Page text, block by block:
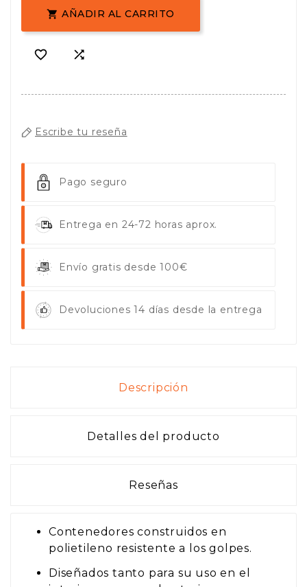
 AÑADIR AL CARRITO
 
Escribe tu reseña
Pago seguro
Entrega en 24-72 horas aprox.
Envío gratis desde 100€
Devoluciones 14 días desde la entrega
Descripción
Detalles del producto
Reseñas
Contenedores construidos en
polietileno resistente a los golpes.
Diseñados tanto para su uso en el